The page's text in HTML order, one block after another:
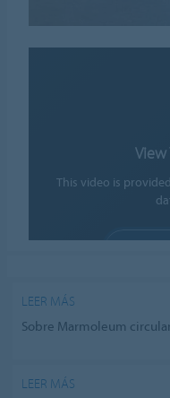
View
This video is
LEER MÁS
Sobre Marmoleum
LEER MÁS